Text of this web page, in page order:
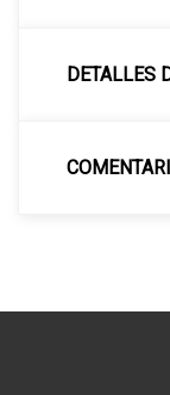
DETALLES